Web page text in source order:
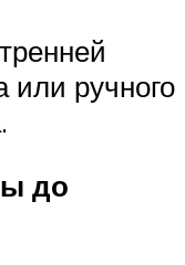
или ручного
до